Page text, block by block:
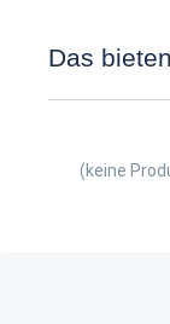
Das
(keine